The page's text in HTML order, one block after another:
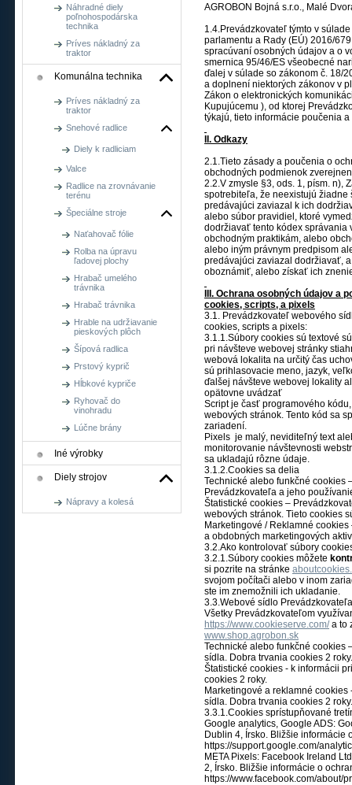
Náhradné diely
poľnohospodárska
technika
Príves nákladný za
traktor
Komunálna technika
Príves nákladný za
traktor
Snehové radlice
Diely k radliciam
Valce
Radlice na zrovnávanie
terénu
Špeciálne stroje
Naťahovač fólie
Rolba na úpravu
ľadovej plochy
Hrabač umelého
trávnika
Hrabač trávnika
Hrable na udržiavanie
pieskových plôch
Šípová radlica
Prstový kyprič
Hĺbkové kypriče
Ryhovač do
vinohradu
Lúčne brány
Iné výrobky
Diely strojov
Nápravy a kolesá
AGROBON Bojná s.r.o., Malé
1.4.Prevádzkovateľ týmto v
parlamentu a Rady (EÚ) 2016/
spracúvaní osobných údajov a o
smernica 95/46/ES všeobecné
ďalej v súlade so zákonom č. 18/
a doplnení niektorých zákonov v
Zákon o elektronických
Kupujúcemu ), od ktorej
týkajú, tieto informácie poučenia
II. Odkazy
2.1.Tieto zásady a poučenia o
obchodných podmienok
2.2.V zmysle §3, ods. 1, písm. n),
spotrebiteľa, že neexistujú žiadne
predávajúci zaviazal k ich
alebo súbor pravidiel, ktoré
dodržiavať tento kódex správania
obchodným praktikám, alebo
alebo iným právnym predpisom
predávajúci zaviazal dodržiavať,
oboznámiť, alebo získať ich
III. Ochrana osobných údajov a
cookies, scripts, a pixels
3.1. Prevádzkovateľ webového
cookies, scripts a pixels:
3.1.1.Súbory cookies sú textové
pri návšteve webovej stránky
webová lokalita na určitý čas
sú prihlasovacie meno, jazyk,
ďalšej návšteve webovej lokality
opätovne uvádzať
Script je časť programového
webových stránok. Tento kód sa
zariadení.
Pixels je malý, neviditeľný text
monitorovanie návštevnosti
sa ukladajú rôzne údaje.
3.1.2.Cookies sa delia
Technické alebo funkčné cookies
Prevádzkovateľa a jeho
Štatistické cookies –
webových stránok. Tieto cookies
Marketingové / Reklamné
a obdobných marketingových
3.2.Ako kontrolovať súbory
3.2.1.Súbory cookies môžete
si pozrite na stránke
svojom počítači alebo v inom
ste im znemožnili ich ukladanie.
3.3.Webové sídlo
Všetky Prevádzkovateľom
https://www.cookieserve.com/a to
www.shop.agrobon.sk
Technické alebo funkčné cookies
sídla. Dobra trvania cookies 2 roky.
Štatistické cookies - k informácii
cookies 2 roky.
Marketingové a reklamné
sídla. Dobra trvania cookies 2 roky.
3.3.1.Cookies sprístupňované
Google analytics, Google ADS:
Dublin 4, Írsko. Bližšie informácie
https://support.google.com/
META Pixels: Facebook Ireland
2, Írsko. Bližšie informácie o
https://www.facebook.com/about/